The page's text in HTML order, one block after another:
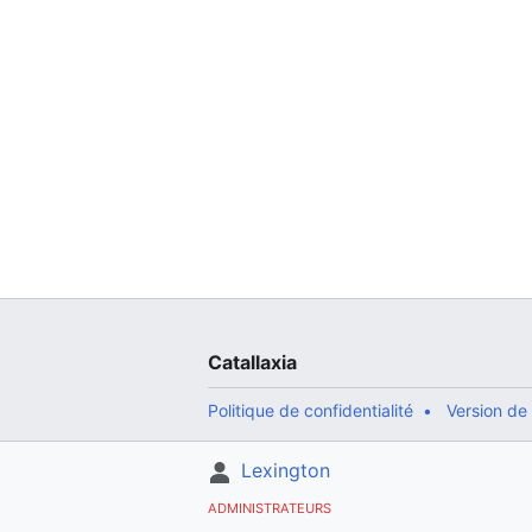
Lexington
ADMINISTRATEURS
Catallaxia
Politique de confidentialité Version